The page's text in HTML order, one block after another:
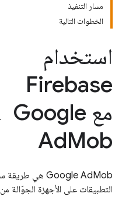
مسار التنفيذ
الخطوات التالية
استخدام
Firebase
مع Google
AdMob
Google AdMob هي طريقة
التطبيقات على الأجهزة